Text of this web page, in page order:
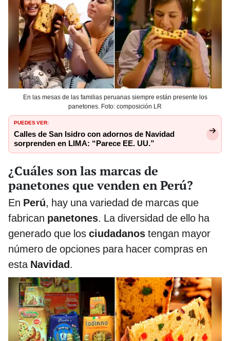
En las mesas de las familias peruanas siempre están presente los
panetones. Foto: composición LR
PUEDES VER:
Calles de San Isidro con adornos de Navidad
sorprenden en LIMA: “Parece EE. UU.”
¿Cuáles son las marcas de
panetones que venden en Perú?
En Perú, hay una variedad de marcas que
fabrican panetones. La diversidad de ello ha
generado que los ciudadanos tengan mayor
número de opciones para hacer compras en
esta Navidad.